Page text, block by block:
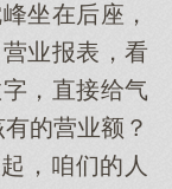
坐在后座，
业报表，看
，直接给气
的营业额？
，咱们的人